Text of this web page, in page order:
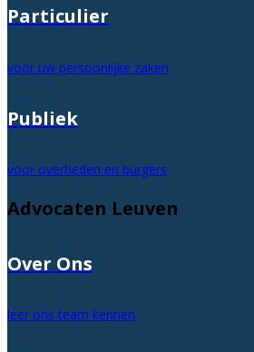
Particulier
voor uw persoonlijke zaken
Publiek
voor overheden en burgers
Advocaten Leuven
Over Ons
leer ons team kennen